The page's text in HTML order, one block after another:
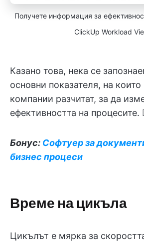
Получете информация за
ClickUp Workload
Казано това, нека се
основни показателя, на които
компании разчитат, за да
ефективността на процесите.
Бонус: Софтуер за
бизнес процеси
Време на цикъла
Цикълът е мярка за